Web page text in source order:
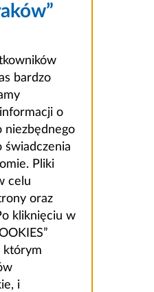
bardzo
o
niezbędnego
świadczenia
Pliki
celu
oraz
kliknięciu w
którym
i